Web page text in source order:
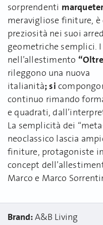
sorprendenti
meravigliose finiture, è
preziosità nei suoi
geometriche semplici.
nell’allestimento
rileggono una nuova
italianità; si
continuo rimando
e quadrati,
La semplicità dei
neoclassico lascia
finiture, protagoniste
concept
Marco e Marco
Brand: A&B Living